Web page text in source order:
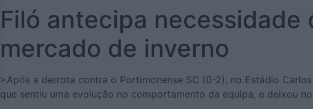
Filó antecipa necessidade
mercado de inverno
>Após a derrota contra o Portimonense SC (0-2), no Estádio
que sentiu uma evolução no comportamento da equipa, e deixou